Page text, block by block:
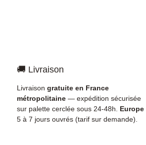
🚚 Livraison
Livraison gratuite en France
métropolitaine — expédition sécurisée
sur palette cerclée sous 24-48h. Europe
5 à 7 jours ouvrés (tarif sur demande).